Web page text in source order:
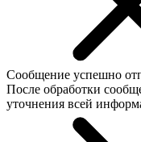
Сообщение успешно
После обработки
уточнения всей